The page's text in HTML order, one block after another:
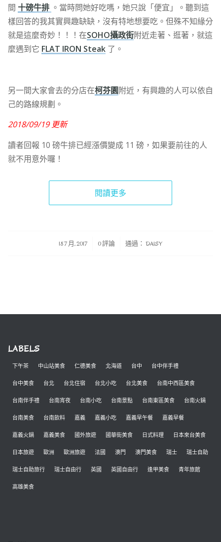
間 十磅牛排 。當時問她好吃嗎，她只說「便宜」。聽到這
樣回答的我其實興趣缺缺，沒有特地想要吃。但殊不知緣分
就是這麼奇妙！！！在SOHO攝政街附近走著、逛著，就這
麼遇到它 FLAT IRON Steak 了。
另一間大家會去的分店在柯芬園附近，有興趣的人可以依自
己的路線規劃。
2018/09/19 更新
讀者回報 10 磅牛排已經漲價變成 11 磅，如果要前往的人
就不用意外囉！
閱讀更多
18 7 月, 2017
/ 0 評論 通過： DAISY
LABELS
下午茶 中山站美食 仁德美食 北海道 台中 台中伴手禮
台中美食 台北 台北住宿 台北小吃 台北美食 台南中西區美食
台南伴手禮 台南宵夜 台南小吃 台南景點 台南東區美食 台南火鍋
台南美食 台南飲料 嘉義 嘉義小吃 嘉義早午餐 嘉義早餐
嘉義火鍋 嘉義美食 國外旅遊 國華街美食 日式料理 日本來台美食
日本旅遊 歐洲 歐洲旅遊 法國 澳門 澳門美食 瑞士 瑞士自助
瑞士自助旅行 瑞士自由行 英國 英國自由行 逢甲美食 青年旅館
高雄美食